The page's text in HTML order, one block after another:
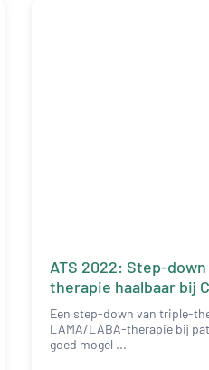
ATS 2022: Step-
therapie haalbaar bij
Een step-down van triple-
LAMA/LABA-therapie bij
goed mogel ...